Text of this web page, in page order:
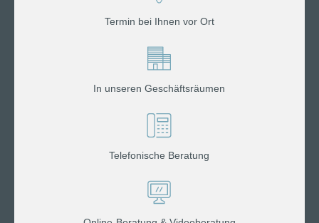
Termin bei Ihnen vor Ort
In unseren Geschäftsräumen
Telefonische Beratung